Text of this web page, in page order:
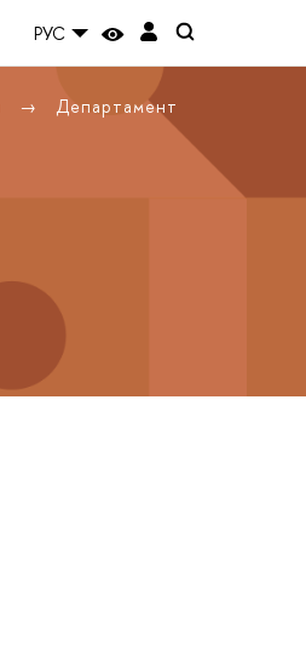
РУС
Департамент